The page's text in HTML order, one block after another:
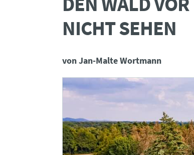
NICHT SEHEN
von Jan-Malte Wortmann